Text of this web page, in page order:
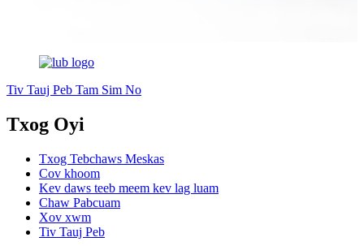
Tiv Tauj Peb Tam Sim No
Txog Oyi
Txog Tebchaws Meskas
Cov khoom
Kev daws teeb meem kev lag luam
Chaw Pabcuam
Xov xwm
Tiv Tauj Peb